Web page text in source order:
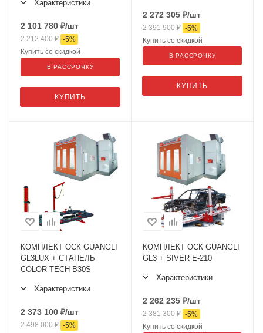
Характеристики
2 101 780 ₽/шт
2 212 400₽ -5%
КУПИТЬ
Купить со скидкой
В РАССРОЧКУ
2 272 305 ₽/шт
2 391 900₽ -5%
КУПИТЬ
Купить со скидкой
В РАССРОЧКУ
КОМПЛЕКТ ОСК GUANGLI
GL3LUX + СТАПЕЛЬ
COLOR TECH B30S
Характеристики
2 373 100 ₽/шт
2 498 000₽ -5%
КОМПЛЕКТ ОСК GUANGLI
GL3 + SIVER Е-210
Характеристики
2 262 235 ₽/шт
2 381 300₽ -5%
Купить со скидкой